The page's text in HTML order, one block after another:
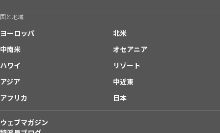
国と地域
ヨーロッパ
北米
中南米
オセアニア
ハワイ
リゾート
アジア
中近東
アフリカ
日本
ウェブマガジン